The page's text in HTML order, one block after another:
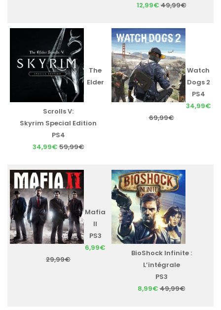
12,99€49,99€
The
Elder
Scrolls V:
Skyrim Special Edition
PS4
34,99€59,99€
Watch
Dogs 2
PS4
34,99€
69,99€
Mafia
II
PS3
6,99€
29,99€
BioShock Infinite :
L’intégrale
PS3
8,99€49,99€